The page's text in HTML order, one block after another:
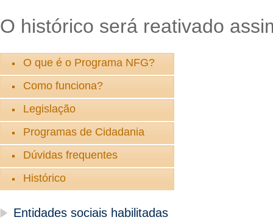
O histórico será reativado
O que é o Programa NFG?
Como funciona?
Legislação
Programas de Cidadania
Dúvidas frequentes
Histórico
Entidades sociais habilitadas